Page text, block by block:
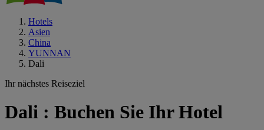
Hotels
Asien
China
YUNNAN
Dali
Ihr nächstes Reiseziel
Dali : Buchen Sie Ihr Hotel